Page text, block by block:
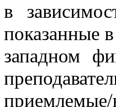
в
показанные
западном
приемлемые/